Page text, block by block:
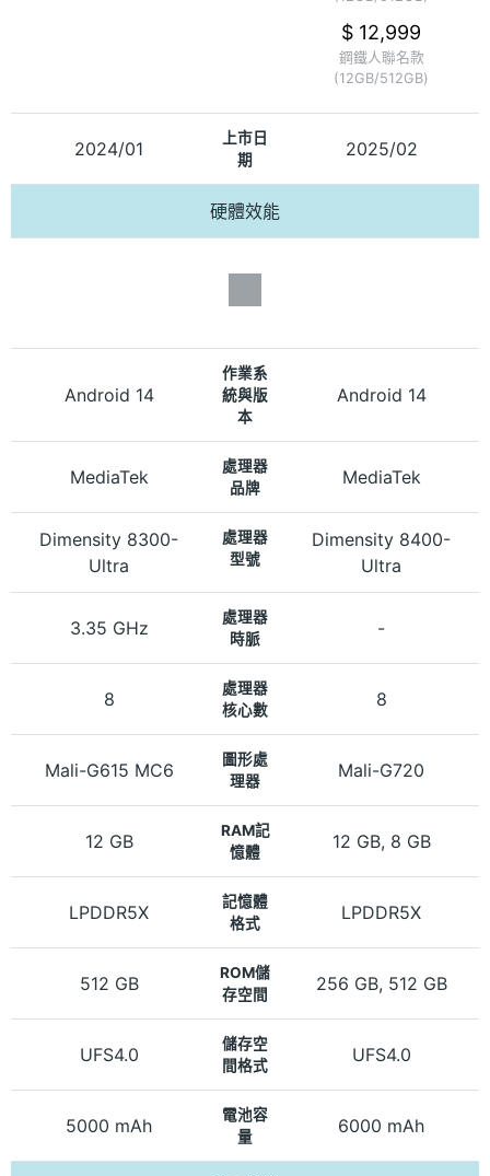
$ 12,999
鋼鐵人聯名款
(12GB/512GB)
2024/01
上市日
期
2025/02
硬體效能
Android 14
作業系
統與版
本
Android 14
MediaTek
處理器
品牌
MediaTek
Dimensity 8300-
Ultra
處理器
型號
Dimensity 8400-
Ultra
3.35 GHz
處理器
時脈
-
8
處理器
核心數
8
Mali-G615 MC6
圖形處
理器
Mali-G720
12 GB
RAM記
憶體
12 GB, 8 GB
LPDDR5X
記憶體
格式
LPDDR5X
512 GB
ROM儲
存空間
256 GB, 512 GB
UFS4.0
儲存空
間格式
UFS4.0
5000 mAh
電池容
量
6000 mAh